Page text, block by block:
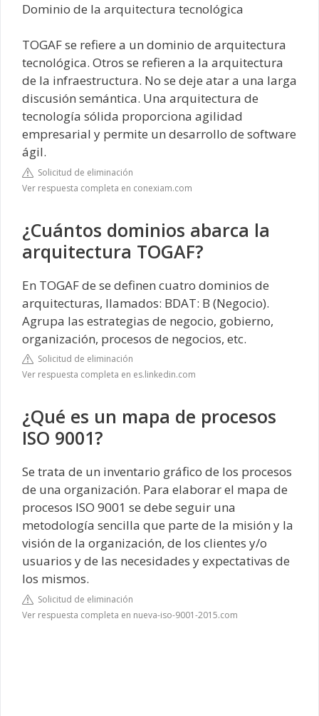
Dominio de la arquitectura tecnológica
TOGAF se refiere a un dominio de arquitectura
tecnológica. Otros se refieren a la arquitectura
de la infraestructura. No se deje atar a una larga
discusión semántica. Una arquitectura de
tecnología sólida proporciona agilidad
empresarial y permite un desarrollo de software
ágil.
Solicitud de eliminación
Ver respuesta completa en conexiam.com
¿Cuántos dominios abarca la
arquitectura TOGAF?
En TOGAF de se definen cuatro dominios de
arquitecturas, llamados: BDAT: B (Negocio).
Agrupa las estrategias de negocio, gobierno,
organización, procesos de negocios, etc.
Solicitud de eliminación
Ver respuesta completa en es.linkedin.com
¿Qué es un mapa de procesos
ISO 9001?
Se trata de un inventario gráfico de los procesos
de una organización. Para elaborar el mapa de
procesos ISO 9001 se debe seguir una
metodología sencilla que parte de la misión y la
visión de la organización, de los clientes y/o
usuarios y de las necesidades y expectativas de
los mismos.
Solicitud de eliminación
Ver respuesta completa en nueva-iso-9001-2015.com